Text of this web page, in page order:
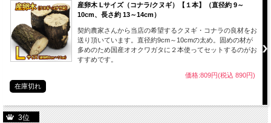
産卵木 Lサイズ（コナラ/クヌギ）【１本】（直径約 9～
10cm、長さ約 13～14cm）
契約農家さんから当店の希望するクヌギ・コナラの良材をお
送り頂いています。直径約9cm～10cmの太め。固めの材が
多めのため国産オオクワガタに２本使ってセットするのがお
すすめです。
価格:809円(税込 890円)
在庫切れ
3位